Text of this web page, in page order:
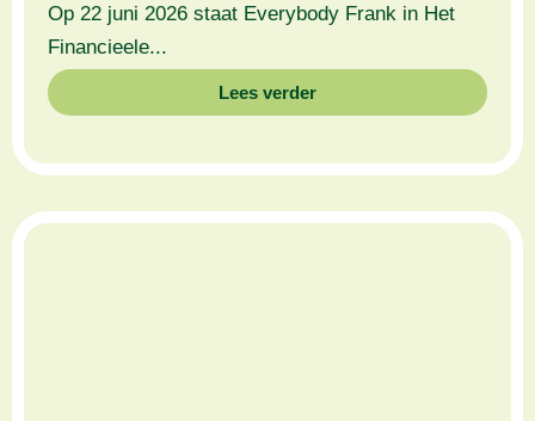
Op 22 juni 2026 staat Everybody Frank in Het
Financieele...
Lees verder